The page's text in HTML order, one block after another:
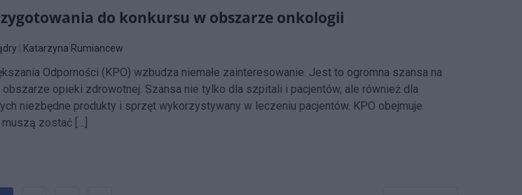
do konkursu w obszarze onkologii
Katarzyna Rumiancew
Odporności (KPO) wzbudza niemałe zainteresowanie. Jest to ogromna szansa na
opieki zdrowotnej. Szansa nie tylko dla szpitali i pacjentów, ale również dla
niezbędne produkty i sprzęt wykorzystywany w leczeniu pacjentów. KPO obejmuje
zostać […]